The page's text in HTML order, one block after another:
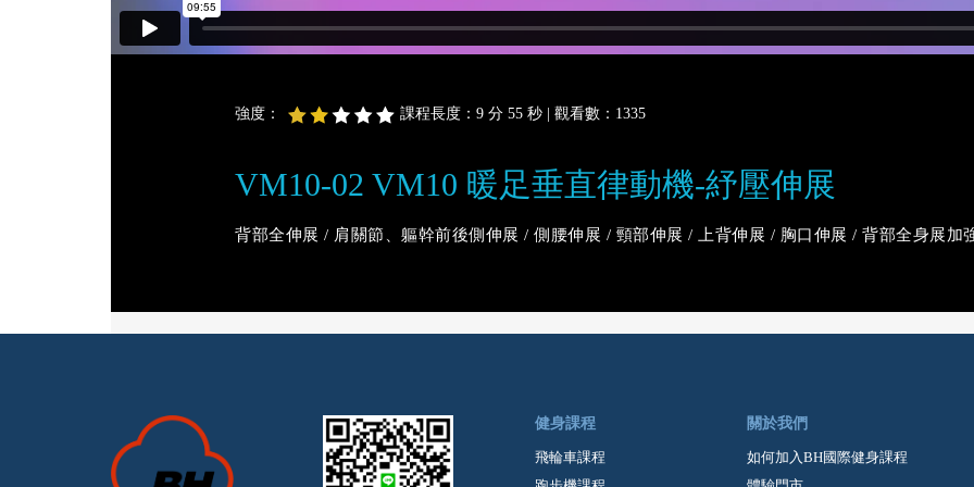
強度： 課程長度：9 分 55 秒 | 觀看數：1335
VM10-02 VM10 暖足垂直律動機-紓壓伸展
背部全伸展 / 肩關節、軀幹前後側伸展 / 側腰伸展 / 頸部伸展 / 上背伸展 / 胸口伸展 / 背部全身展加
健身課程
飛輪車課程
關於我們
如何加入BH國際健身課程